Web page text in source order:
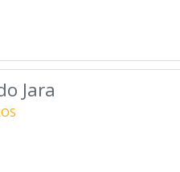
Jara